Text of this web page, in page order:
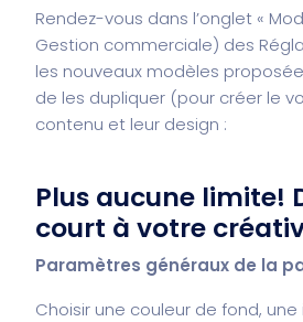
Rendez-vous dans l’onglet «
Gestion commerciale) des
les nouveaux modèles
de les dupliquer (pour créer le
contenu et leur design :
Plus aucune limite!
court à votre
Paramètres généraux de la
Choisir une couleur de fond,